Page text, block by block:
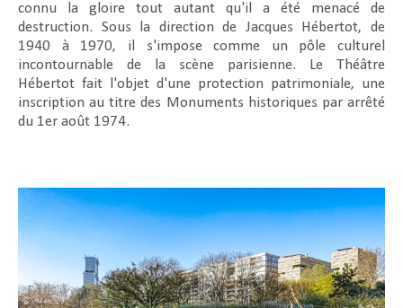
connu la gloire tout autant qu'il a été menacé de
destruction. Sous la direction de Jacques Hébertot, de
1940 à 1970, il s'impose comme un pôle culturel
incontournable de la scène parisienne. Le Théâtre
Hébertot fait l'objet d'une protection patrimoniale, une
inscription au titre des Monuments historiques par arrêté
du 1er août 1974.